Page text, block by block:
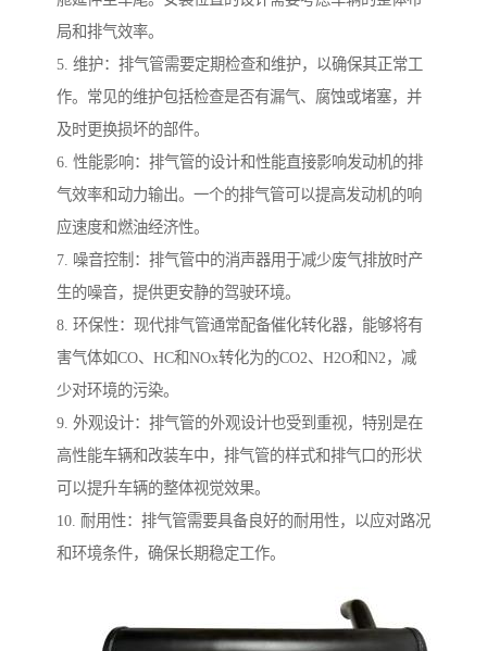
局和排气效率。
5. 维护：排气管需要定期检查和维护，以确保其正常工
作。常见的维护包括检查是否有漏气、腐蚀或堵塞，并
及时更换损坏的部件。
6. 性能影响：排气管的设计和性能直接影响发动机的排
气效率和动力输出。一个的排气管可以提高发动机的响
应速度和燃油经济性。
7. 噪音控制：排气管中的消声器用于减少废气排放时产
生的噪音，提供更安静的驾驶环境。
8. 环保性：现代排气管通常配备催化转化器，能够将有
害气体如CO、HC和NOx转化为的CO2、H2O和N2，减
少对环境的污染。
9. 外观设计：排气管的外观设计也受到重视，特别是在
高性能车辆和改装车中，排气管的样式和排气口的形状
可以提升车辆的整体视觉效果。
10. 耐用性：排气管需要具备良好的耐用性，以应对路况
和环境条件，确保长期稳定工作。